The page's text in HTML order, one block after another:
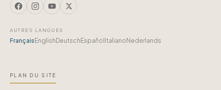
AUTRES LANGUES
FrançaisEnglishDeutschEspañolItalianoNederlands
PLAN DU SITE